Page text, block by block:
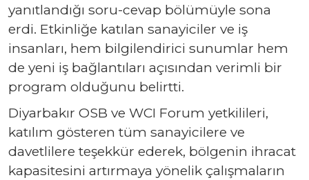
yanıtlandığı soru-cevap bölümüyle sona
erdi. Etkinliğe katılan sanayiciler ve iş
insanları, hem bilgilendirici sunumlar hem
de yeni iş bağlantıları açısından verimli bir
program olduğunu belirtti.
Diyarbakır OSB ve WCI Forum yetkilileri,
katılım gösteren tüm sanayicilere ve
davetlilere teşekkür ederek, bölgenin ihracat
kapasitesini artırmaya yönelik çalışmaların